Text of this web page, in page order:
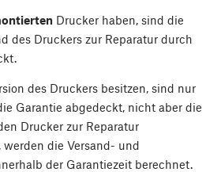
Drucker haben, sind die
des Druckers zur Reparatur durch
des Druckers besitzen, sind nur
Garantie abgedeckt, nicht aber die
Drucker zur Reparatur
die Versand- und
der Garantiezeit berechnet.